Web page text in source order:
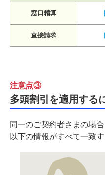
窓口精算
直接請求
注意点③
多頭割引を適用する
同一のご契約者さまの場
以下の情報がすべて一致